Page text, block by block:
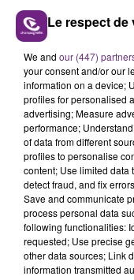
justifiée par la
présente.
LE MAGASIN
SES PORTES
C'était l'une des
rémois. Le
fermer ses
TITRES
6h40
6h40
Le respect
We and our (447)
your consent and/or our
information on a device;
profiles for personalised
advertising; Measure
performance;
of data from different
profiles to personalise
content; Use limited data
detect fraud, and fix
Save and communicate
process personal data
following functionalities:
requested; Use precise
other data sources; Link
information transmitted